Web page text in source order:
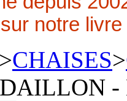
notre
>CHAISES>
-